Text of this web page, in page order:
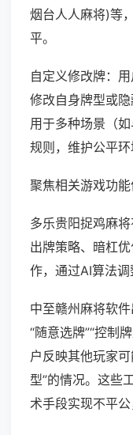
烟台人人麻将)等
平。
自定义修改牌：
修改自身牌型或
用于多种场景（
规则，维护公平环
聚焦相关游戏功能
多乐贵阳捉鸡麻
出牌策略、暗杠
作，通过AI算法调
中至赣州麻将软
“随意选牌”“控制
户反映其他玩家
型”的情况。这些
术手段实现不平公